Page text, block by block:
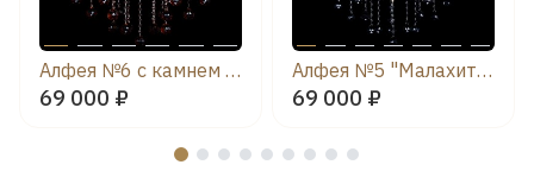
Алфея №6 с камнем шар чайная
69 000 ₽
Алфея №5 "Малахит" шар черная
69 000 ₽